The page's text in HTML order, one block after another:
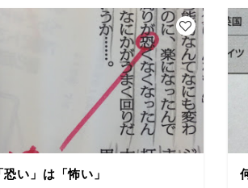
「恐い」は「怖い」